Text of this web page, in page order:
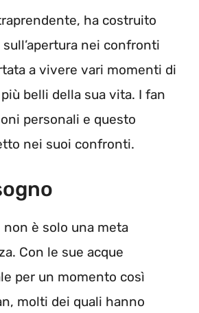
ha costruito
nei confronti
a vivere vari momenti di
belli della sua vita. I fan
personali e questo
nei suoi confronti.
è solo una meta
Con le sue acque
per un momento così
molti dei quali hanno